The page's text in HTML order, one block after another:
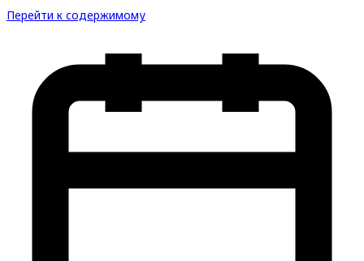
Перейти к содержимому